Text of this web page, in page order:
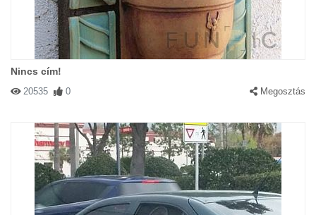
Nincs cím!
20535 0 Megosztás